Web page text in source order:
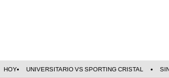
HOY UNIVERSITARIO VS SPORTING CRISTAL